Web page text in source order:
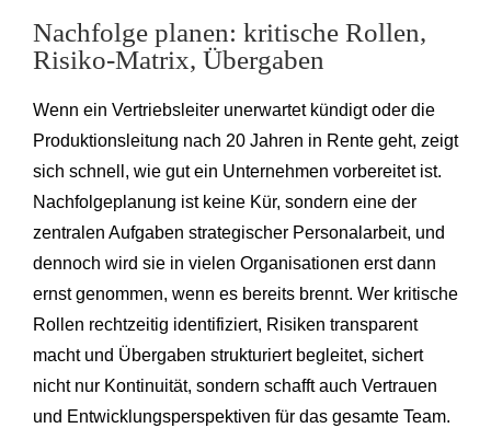
Nachfolge planen: kritische Rollen,
Risiko-Matrix, Übergaben
Wenn ein Vertriebsleiter unerwartet kündigt oder die
Produktionsleitung nach 20 Jahren in Rente geht, zeigt
sich schnell, wie gut ein Unternehmen vorbereitet ist.
Nachfolgeplanung ist keine Kür, sondern eine der
zentralen Aufgaben strategischer Personalarbeit, und
dennoch wird sie in vielen Organisationen erst dann
ernst genommen, wenn es bereits brennt. Wer kritische
Rollen rechtzeitig identifiziert, Risiken transparent
macht und Übergaben strukturiert begleitet, sichert
nicht nur Kontinuität, sondern schafft auch Vertrauen
und Entwicklungsperspektiven für das gesamte Team.